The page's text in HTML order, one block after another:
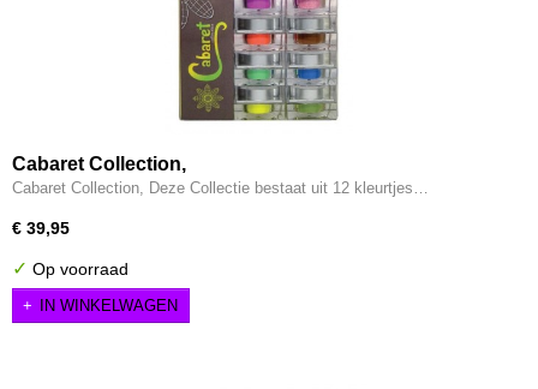
Cabaret Collection,
Cabaret Collection, Deze Collectie bestaat uit 12 kleurtjes…
€ 39,95
✓ Op voorraad
IN WINKELWAGEN